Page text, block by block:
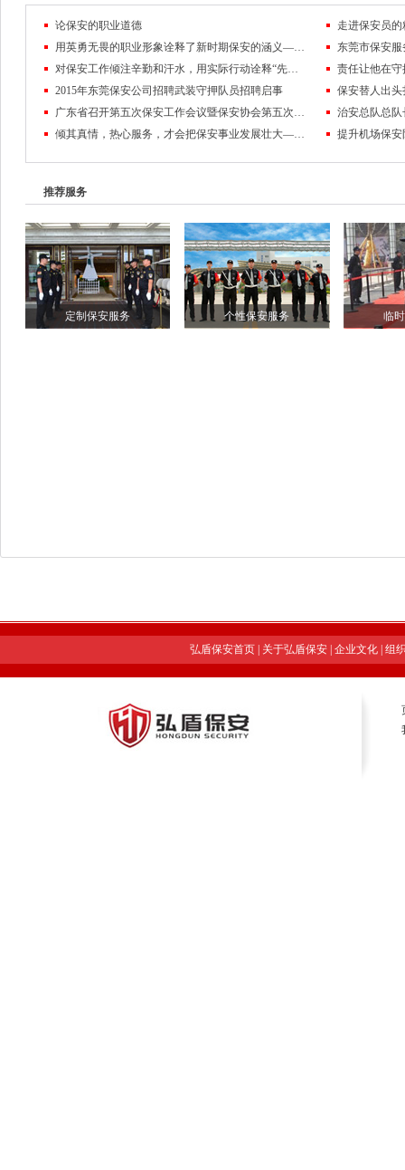
论保安的职业道德
走进保安员
用英勇无畏的职业形象诠释了新时期保安的涵义——记东莞市保安服务公司保安员黄麒麟
对保安工作倾注辛勤和汗水，用实际行动诠释“先锋”的含义
2015年东莞保安公司招聘武装守押队员招聘启事
保安替人出
广东省召开第五次保安工作会议暨保安协会第五次会员代表大会
倾其真情，热心服务，才会把保安事业发展壮大——东莞保安公司队伍管理纪实
推荐服务
定制保安服务 个性保安服务 临
弘盾保安首页| 关于弘盾保安| 企业文化| 组